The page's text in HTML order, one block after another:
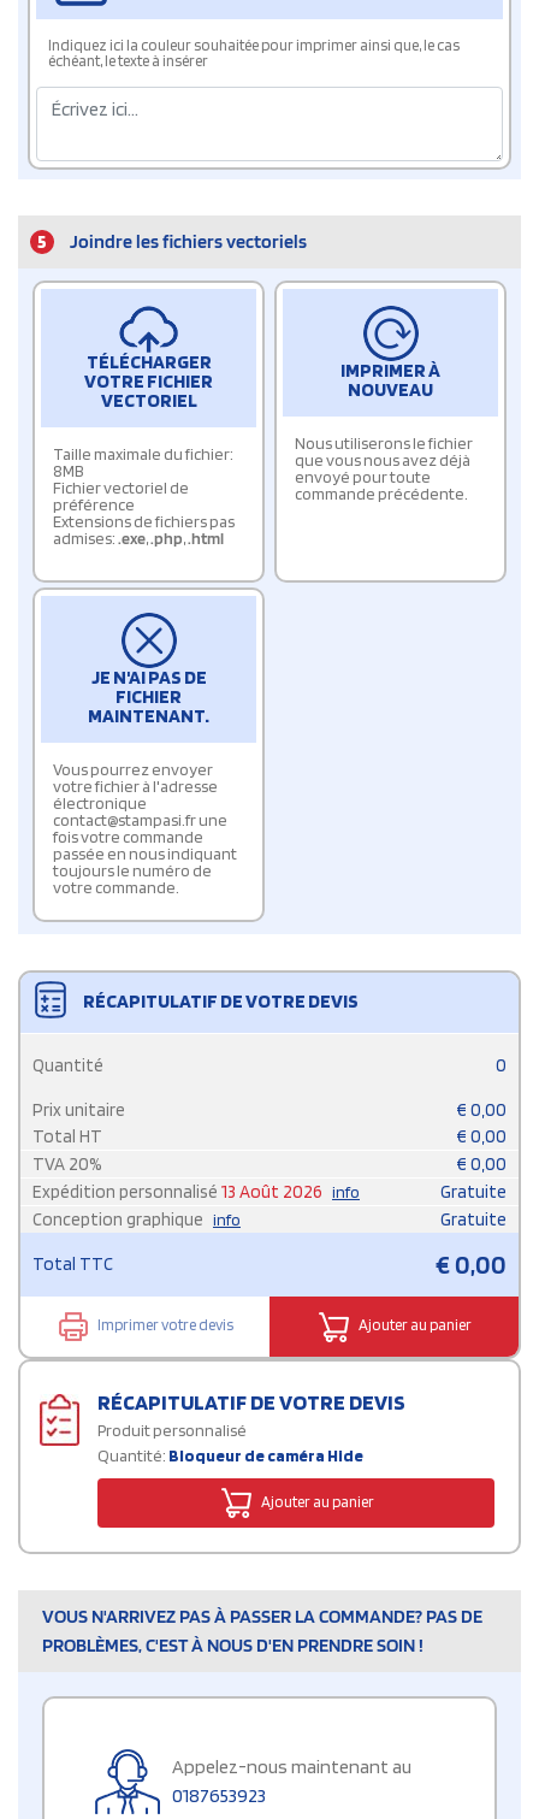
Indiquez ici la couleur souhaitée pour imprimer ainsi que, le cas
échéant, le texte à insérer
5 Joindre les fichiers vectoriels
TÉLÉCHARGER
VOTRE FICHIER
VECTORIEL
Taille maximale du fichier:
8MB
Fichier vectoriel de
préférence
Extensions de fichiers pas
admises:.exe,.php,.html
IMPRIMER À
NOUVEAU
Nous utiliserons le fichier
que vous nous avez déjà
envoyé pour toute
commande précédente.
JE N'AI PAS DE
FICHIER
MAINTENANT.
Vous pourrez envoyer
votre fichier à l'adresse
électronique
contact@stampasi.fr une
fois votre commande
passée en nous indiquant
toujours le numéro de
votre commande.
RÉCAPITULATIF DE VOTRE DEVIS
Quantité 0
Prix unitaire € 0,00
Total HT
€ 0,00
TVA 20% € 0,00
Expédition personnalisé 13 Août 2026 info
Gratuite
Conception graphique info Gratuite
Total TTC €0,00
Imprimer votre devis Ajouter au panier
RÉCAPITULATIF DE VOTRE DEVIS
Produit personnalisé
Quantité: Bloqueur de caméra Hide
Ajouter au panier
VOUS N'ARRIVEZ PAS À PASSER LA COMMANDE? PAS DE
PROBLÈMES, C'EST À NOUS D'EN PRENDRE SOIN !
Appelez-nous maintenant au
0187653923